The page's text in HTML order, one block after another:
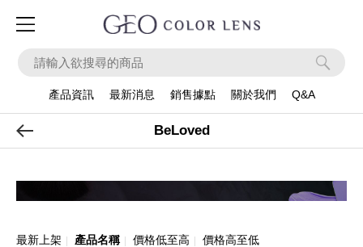
產品系列
產品資訊 最新消息 銷售據點 關於我們 Q&A
BeLoved
最新上架 產品名稱 價格低至高 價格高至低